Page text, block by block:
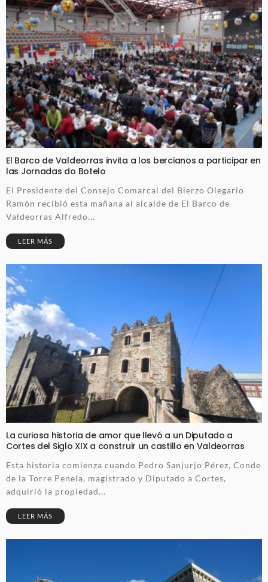
El Barco de Valdeorras invita a los bercianos a participar en
las Jornadas do Botelo
El Presidente del Consejo Comarcal del Bierzo Olegario
Ramón recibió esta mañana al alcalde de El Barco de
Valdeorras Alfredo...
LEER MÁS
La curiosa historia de amor que llevó a un Diputado a
Cortes del Siglo XIX a construir un castillo en Valdeorras
Esta historia comienza cuando Pedro Sanjurjo Pérez, Conde
de la Torre Penela, magistrado y Diputado a Cortes,
adquirió la propiedad...
LEER MÁS